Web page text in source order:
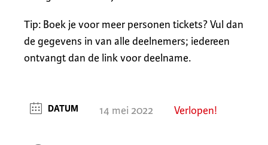
Tip: Boek je voor meer personen tickets? Vul dan
de gegevens in van alle deelnemers; iedereen
ontvangt dan de link voor deelname.
DATUM 14 mei 2022 Verlopen!